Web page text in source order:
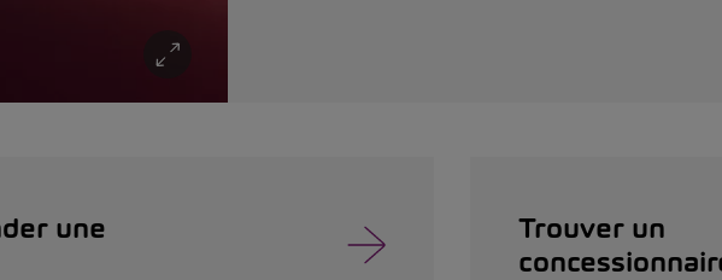
une
Trouver un